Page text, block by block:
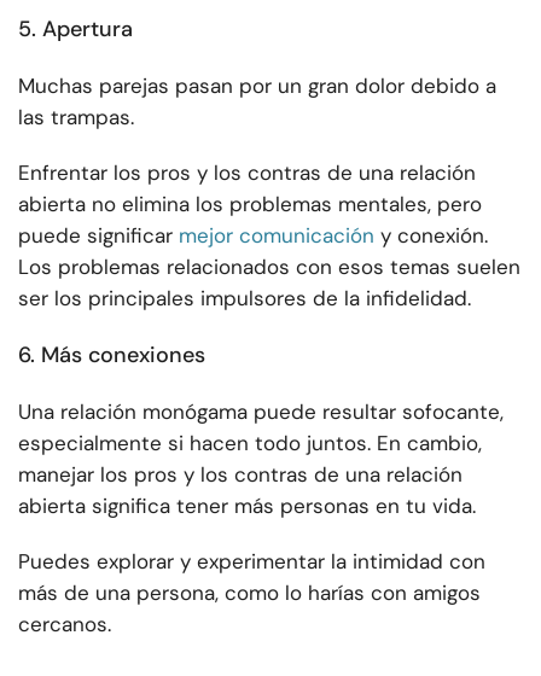
5. Apertura
Muchas parejas pasan por un gran dolor debido a
las trampas.
Enfrentar los pros y los contras de una relación
abierta no elimina los problemas mentales, pero
puede significar mejor comunicación y conexión.
Los problemas relacionados con esos temas suelen
ser los principales impulsores de la infidelidad.
6. Más conexiones
Una relación monógama puede resultar sofocante,
especialmente si hacen todo juntos. En cambio,
manejar los pros y los contras de una relación
abierta significa tener más personas en tu vida.
Puedes explorar y experimentar la intimidad con
más de una persona, como lo harías con amigos
cercanos.